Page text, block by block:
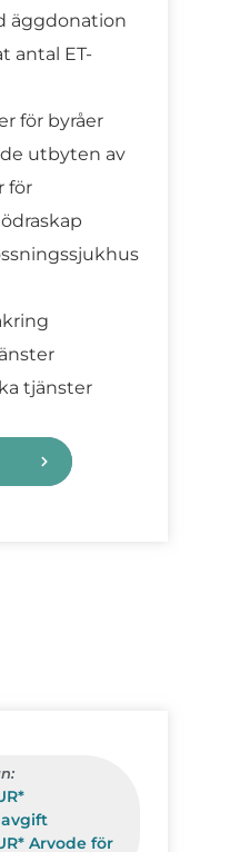
äggdonation
antal ET-
för byråer
utbyten av
för
tjänster
Arvode för